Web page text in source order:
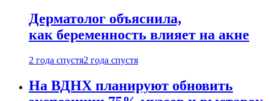
Дерматолог объяснила,
как беременность влияет на акне
2 года спустя2 года спустя
На ВДНХ планируют обновить